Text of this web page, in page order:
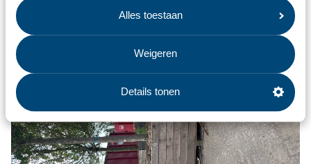
Alles toestaan
Weigeren
Details tonen